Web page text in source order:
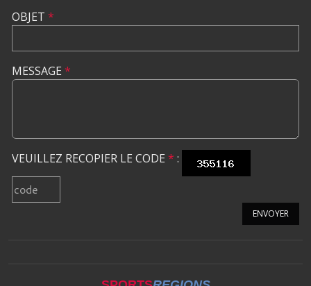
OBJET *
MESSAGE *
VEUILLEZ RECOPIER LE CODE * :
ENVOYER